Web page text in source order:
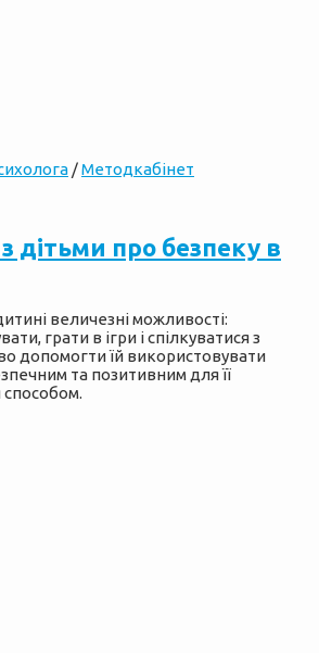
/Методкабінет
дітьми про безпеку в
величезні можливості:
грати в ігри і спілкуватися з
допомогти їй використовувати
та позитивним для її
способом.